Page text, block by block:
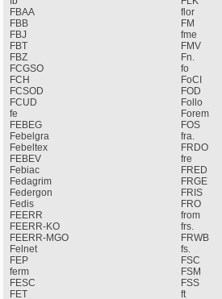
FBAA
FBB
FBJ
FBT
FBZ
FCGSO
FCH
FCSOD
FCUD
fe
FEBEG
Febelgra
Febeltex
FEBEV
Febiac
Fedagrim
Federgon
Fedis
FEERR
FEERR-KO
FEERR-MGO
Felnet
FEP
ferm
FESC
FET
flor
FM
fme
FMV
Fn.
fo
FoCI
FOD
Follo
Forem
FOS
fra.
FRDO
fre
FRED
FRGE
FRIS
FRO
from
frs.
FRWB
fs.
FSC
FSM
FSS
ft